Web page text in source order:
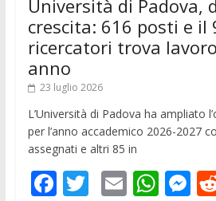
Università di Padova,
crescita: 616 posti e il
ricercatori trova
anno
23 luglio 2026
L’Università di Padova ha ampliato
per l’anno accademico 2026-2027
assegnati e altri 85 in
F T E W M